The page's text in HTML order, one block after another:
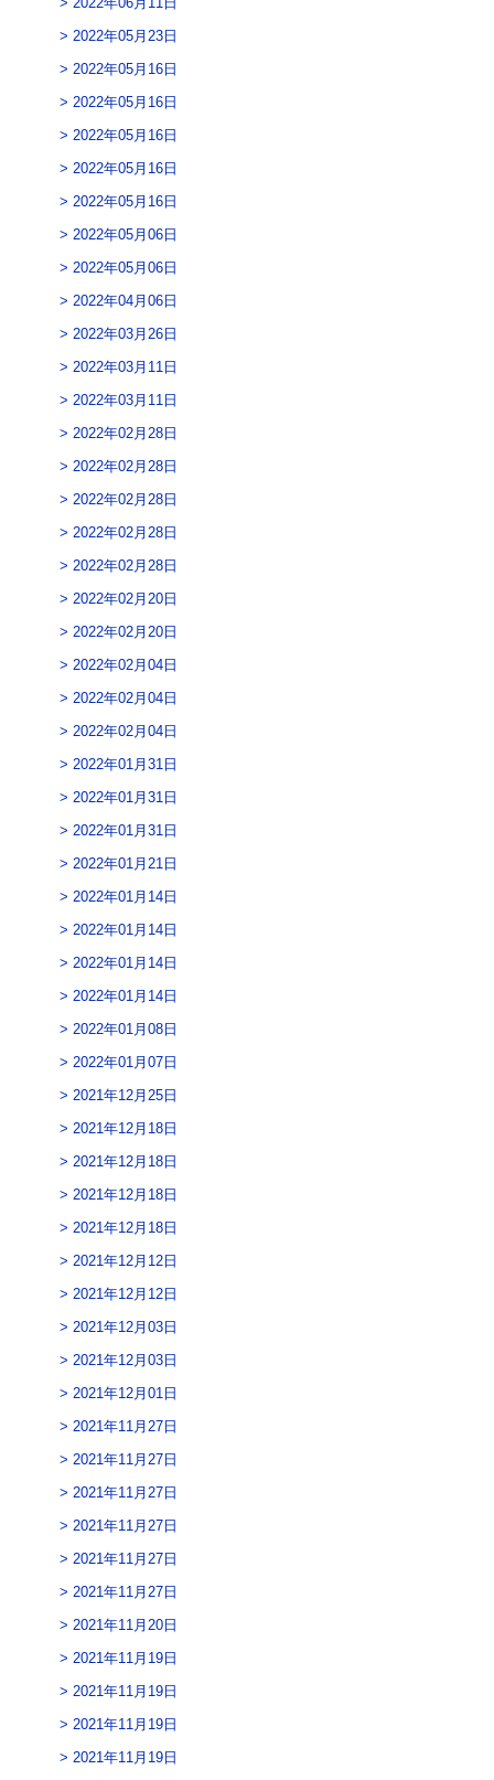
2022年05月23日
2022年05月16日
2022年05月16日
2022年05月16日
2022年05月16日
2022年05月16日
2022年05月06日
2022年05月06日
2022年04月06日
2022年03月26日
2022年03月11日
2022年03月11日
2022年02月28日
2022年02月28日
2022年02月28日
2022年02月28日
2022年02月28日
2022年02月20日
2022年02月20日
2022年02月04日
2022年02月04日
2022年02月04日
2022年01月31日
2022年01月31日
2022年01月31日
2022年01月21日
2022年01月14日
2022年01月14日
2022年01月14日
2022年01月14日
2022年01月08日
2022年01月07日
2021年12月25日
2021年12月18日
2021年12月18日
2021年12月18日
2021年12月18日
2021年12月12日
2021年12月12日
2021年12月03日
2021年12月03日
2021年12月01日
2021年11月27日
2021年11月27日
2021年11月27日
2021年11月27日
2021年11月27日
2021年11月27日
2021年11月20日
2021年11月19日
2021年11月19日
2021年11月19日
2021年11月19日